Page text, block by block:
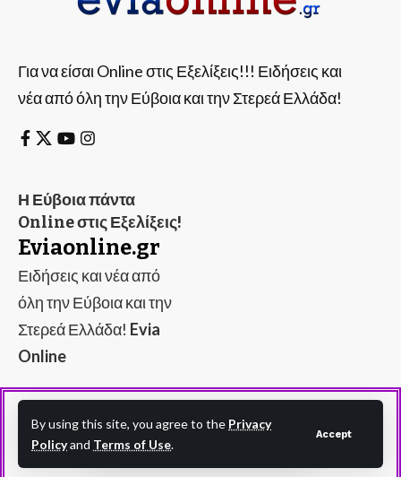
By using this site, you agree to the Privacy
Policyand Terms of Use.
Accept
Για να είσαι Online στις Εξελίξεις!!! Ειδήσεις και
νέα από όλη την Εύβοια και την Στερεά Ελλάδα!
Η Εύβοια πάντα
Online στις Εξελίξεις!
Eviaonline.gr
Ειδήσεις και νέα από
όλη την Εύβοια και την
Στερεά Ελλάδα! Evia
Online